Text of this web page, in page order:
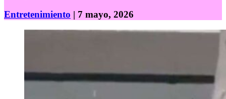
Entretenimiento | 7 mayo, 2026